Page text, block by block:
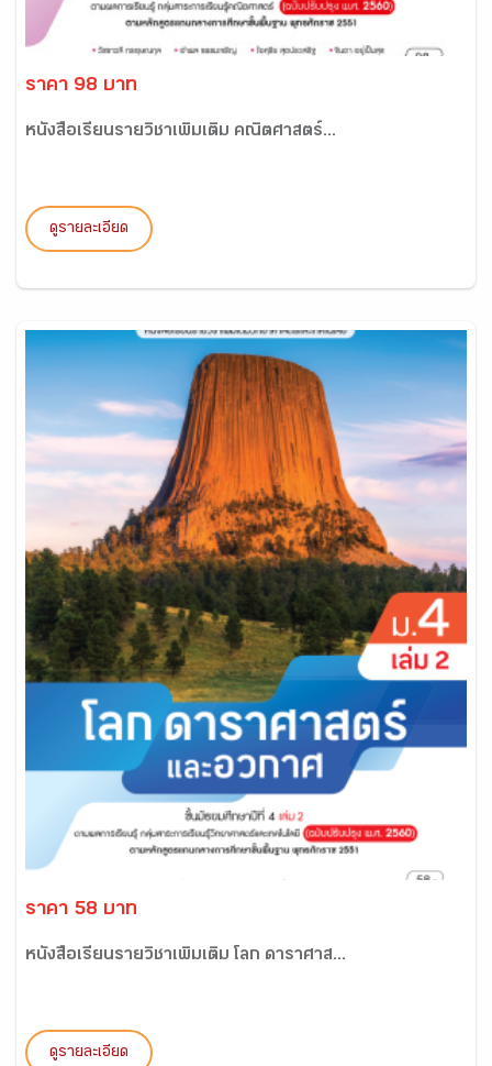
ราคา 98 บาท
หนังสือเรียนรายวิชาเพิ่มเติม คณิตศาสตร์...
ดูรายละเอียด
ราคา 58 บาท
หนังสือเรียนรายวิชาเพิ่มเติม โลก ดาราศาส...
ดูรายละเอียด